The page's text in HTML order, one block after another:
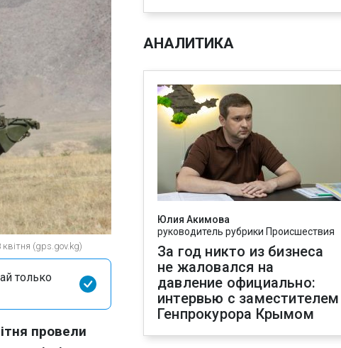
(gps.gov.kg)
только
провели
АНАЛИТИКА
Юлия Акимова
руководитель рубрики Происшествия
За год никто из бизнеса
не жаловался на
давление официально:
интервью с заместителем
Генпрокурора Крымом